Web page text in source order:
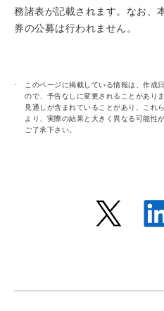
務諸表が記載されます。なお、
券の公募は行われません。
このページに掲載している情報は、作成
ので、予告なしに変更されることがあり
見通しが含まれていることがあり、これ
より、実際の結果と大きく異なる可能性
ご了承下さい。